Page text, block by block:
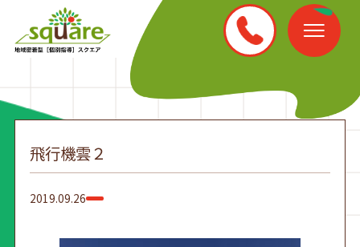
飛行機雲２
2019.09.26